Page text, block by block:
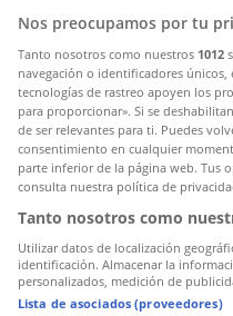
kiegészítőkElektronika
és szolgáltatások
Nos preocupamos por tu
Tanto nosotros como nuestros 1012
navegación o identificadores
tecnologías de rastreo apoyen los
para proporcionar». Si se
de ser relevantes para ti. Puedes
consentimiento en cualquier
parte inferior de la página web. Tus
consulta nuestra política de
Tanto nosotros como
Utilizar datos de localización
identificación. Almacenar la
personalizados, medición de
Lista de asociados (proveedores)